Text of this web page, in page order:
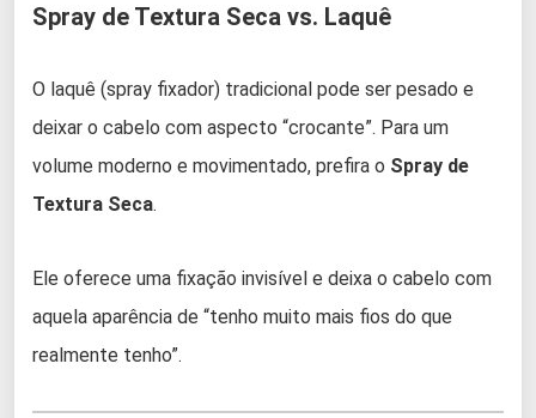
Spray de Textura Seca vs. Laquê
O laquê (spray fixador) tradicional pode ser pesado e
deixar o cabelo com aspecto “crocante”. Para um
volume moderno e movimentado, prefira o Spray de
Textura Seca.
Ele oferece uma fixação invisível e deixa o cabelo com
aquela aparência de “tenho muito mais fios do que
realmente tenho”.